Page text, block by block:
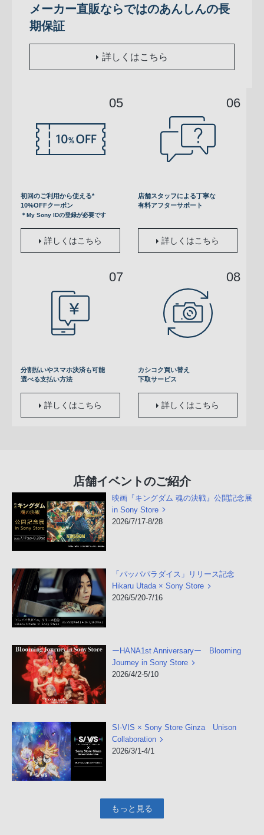
メーカー直販ならではのあんしんの長
期保証
詳しくはこちら
初回のご利用から使える*
10%OFFクーポン
＊My Sony IDの登録が必要です
詳しくはこちら
店舗スタッフによる丁寧な
有料アフターサポート
詳しくはこちら
分割払いやスマホ決済も可能
選べる支払い方法
詳しくはこちら
カシコク買い替え
下取サービス
詳しくはこちら
店舗イベントのご紹介
映画『キングダム 魂の決戦』公開記念展
in Sony Store
2026/7/17-8/28
「パッパパラダイス」リリース記念
Hikaru Utada × Sony Store
2026/5/20-7/16
ーHANA1st Anniversaryー Blooming
Journey in Sony Store
2026/4/2-5/10
SI-VIS × Sony Store Ginza Unison
Collaboration
2026/3/1-4/1
もっと見る